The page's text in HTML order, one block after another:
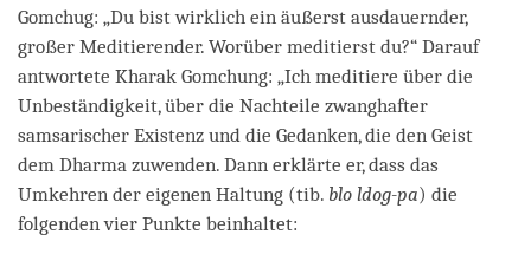
Gomchug: „Du bist wirklich ein äußerst ausdauernder,
großer Meditierender. Worüber meditierst du?“ Darauf
antwortete Kharak Gomchung: „Ich meditiere über die
Unbeständigkeit, über die Nachteile zwanghafter
samsarischer Existenz und die Gedanken, die den Geist
dem Dharma zuwenden. Dann erklärte er, dass das
Umkehren der eigenen Haltung (tib. blo ldog-pa) die
folgenden vier Punkte beinhaltet: